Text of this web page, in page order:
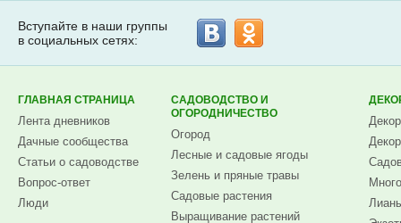
Вступайте в наши группы
в социальных сетях:
ГЛАВНАЯ СТРАНИЦА
Лента дневников
Дачные сообщества
Статьи о садоводстве
Вопрос-ответ
Люди
САДОВОДСТВО И
ОГОРОДНИЧЕСТВО
Огород
Лесные и садовые ягоды
Зелень и пряные травы
Садовые растения
Выращивание растений